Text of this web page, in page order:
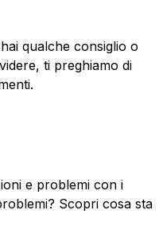
qualche consiglio o
ti preghiamo di
e problemi con i
Scopri cosa sta